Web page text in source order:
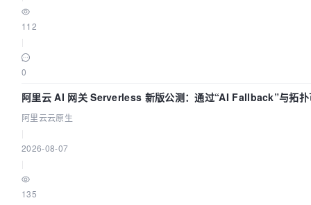
112
0
阿里云 AI 网关 Serverless 新版公测：通过“AI Fallback”与拓
流量治理底座
阿里云云原生
2026-08-07
135